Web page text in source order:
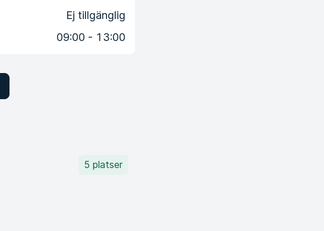
Ej tillgänglig
09:00 - 13:00
5 platser